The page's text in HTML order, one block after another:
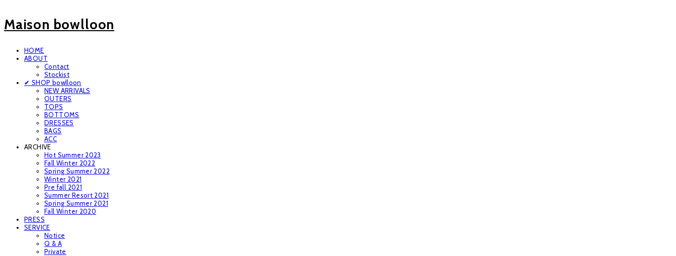
Maison bowlloon
HOME
ABOUT
Contact
Stockist
✔ SHOP bowlloon
NEW ARRIVALS
OUTERS
TOPS
BOTTOMS
DRESSES
BAGS
ACC
ARCHIVE
Hot Summer 2023
Fall Winter 2022
Spring Summer 2022
Winter 2021
Pre fall 2021
Summer Resort 2021
Spring Summer 2021
Fall Winter 2020
PRESS
SERVICE
Notice
Q & A
Private